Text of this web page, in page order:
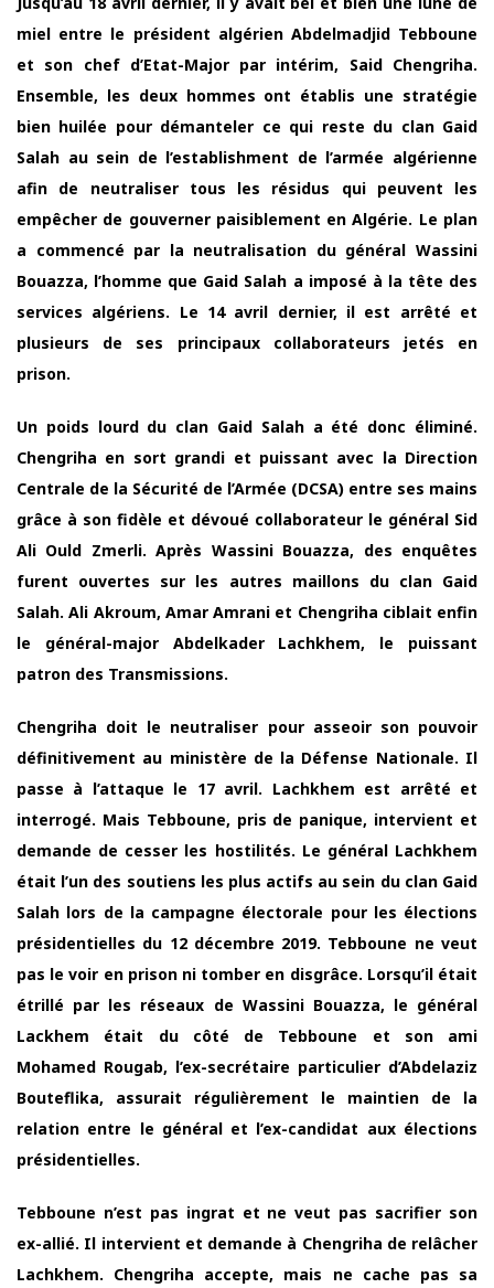
miel entre le président algérien Abdelmadjid Tebboune
et son chef d’Etat-Major par intérim, Said Chengriha.
Ensemble, les deux hommes ont établis une stratégie
bien huilée pour démanteler ce qui reste du clan Gaid
Salah au sein de l’establishment de l’armée algérienne
afin de neutraliser tous les résidus qui peuvent les
empêcher de gouverner paisiblement en Algérie. Le plan
a commencé par la neutralisation du général Wassini
Bouazza, l’homme que Gaid Salah a imposé à la tête des
services algériens. Le 14 avril dernier, il est arrêté et
plusieurs de ses principaux collaborateurs jetés en
prison.
Un poids lourd du clan Gaid Salah a été donc éliminé.
Chengriha en sort grandi et puissant avec la Direction
Centrale de la Sécurité de l’Armée (DCSA) entre ses mains
grâce à son fidèle et dévoué collaborateur le général Sid
Ali Ould Zmerli. Après Wassini Bouazza, des enquêtes
furent ouvertes sur les autres maillons du clan Gaid
Salah. Ali Akroum, Amar Amrani et Chengriha ciblait enfin
le général-major Abdelkader Lachkhem, le puissant
patron des Transmissions.
Chengriha doit le neutraliser pour asseoir son pouvoir
définitivement au ministère de la Défense Nationale. Il
passe à l’attaque le 17 avril. Lachkhem est arrêté et
interrogé. Mais Tebboune, pris de panique, intervient et
demande de cesser les hostilités. Le général Lachkhem
était l’un des soutiens les plus actifs au sein du clan Gaid
Salah lors de la campagne électorale pour les élections
présidentielles du 12 décembre 2019. Tebboune ne veut
pas le voir en prison ni tomber en disgrâce. Lorsqu’il était
étrillé par les réseaux de Wassini Bouazza, le général
Lackhem était du côté de Tebboune et son ami
Mohamed Rougab, l’ex-secrétaire particulier d’Abdelaziz
Bouteflika, assurait régulièrement le maintien de la
relation entre le général et l’ex-candidat aux élections
présidentielles.
Tebboune n’est pas ingrat et ne veut pas sacrifier son
ex-allié. Il intervient et demande à Chengriha de relâcher
Lachkhem. Chengriha accepte, mais ne cache pas sa